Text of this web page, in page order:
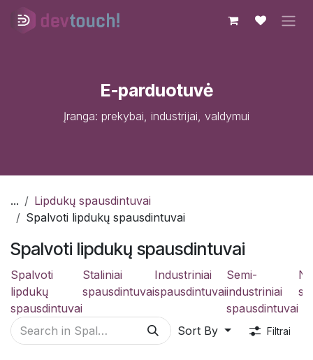
Skip to Content
E-parduotuvė
Įranga: prekybai, industrijai, valdymui
...
Lipdukų spausdintuvai
Spalvoti lipdukų spausdintuvai
Spalvoti lipdukų spausdintuvai
Spalvoti
lipdukų
spausdintuvai
Staliniai
spausdintuvai
Industriniai
spausdintuvai
Semi-
industriniai
spausdintuvai
Sort By Filtrai